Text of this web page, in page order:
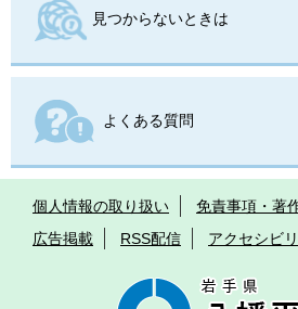
見つからないときは
よくある質問
個人情報の取り扱い
免責事項・著
広告掲載
RSS配信 アクセシビ